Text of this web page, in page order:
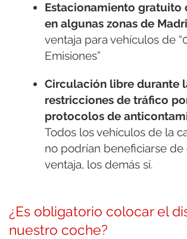
Estacionamiento gratuito
en algunas zonas de
ventaja para vehículos de
Emisiones”
Circulación libre durante
restricciones de tráfico
protocolos de
Todos los vehículos de la
no podrían beneficiarse de
ventaja, los demás sí.
¿Es obligatorio colocar el
nuestro coche?